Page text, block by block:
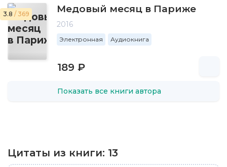
3.8 / 369 Медовый месяц в Париже
2016
Электронная Аудиокнига
189 ₽
Показать все книги автора
Цитаты из книги: 13